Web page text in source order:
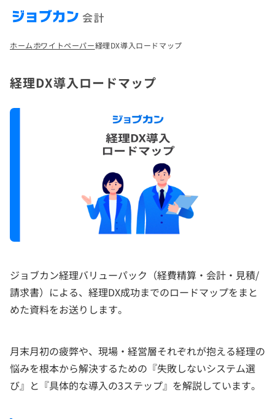
ホームホワイトペーパー経理DX導入ロードマップ
経理DX導入ロードマップ
ジョブカン経理バリューパック（経費精算・会計・見積/
請求書）による、経理DX成功までのロードマップをまと
めた資料をお送りします。
月末月初の疲弊や、現場・経営層それぞれが抱える経理の
悩みを根本から解決するための『失敗しないシステム選
び』と『具体的な導入の3ステップ』を解説しています。